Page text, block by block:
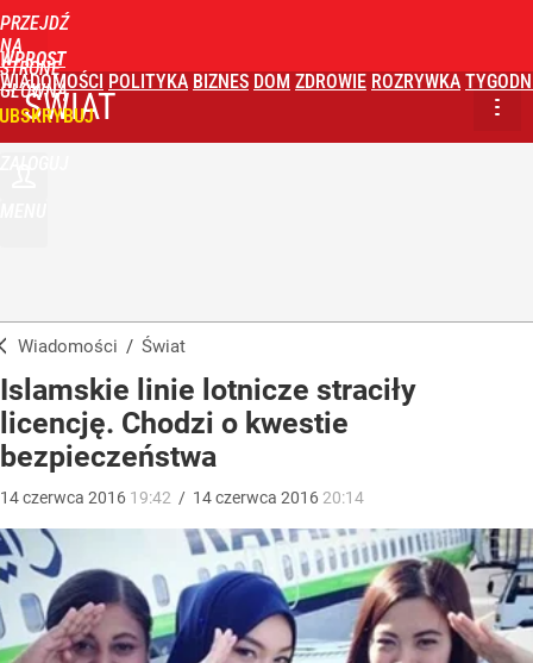
PRZEJDŹ
NA
STRONĘ
GŁÓWNĄ
WPROST
WIADOMOŚCI POLITYKA BIZNES DOM ZDROWIE ROZRYWKA
ŚWIAT
Wiadomości / Świat
Islamskie linie lotnicze straciły
licencję. Chodzi o kwestie
bezpieczeństwa
14czerwca 2016 19:42 / 14czerwca 2016 20:14